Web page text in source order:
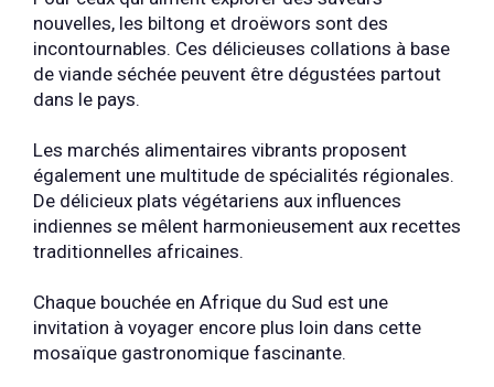
nouvelles, les biltong et droëwors sont des
incontournables. Ces délicieuses collations à base
de viande séchée peuvent être dégustées partout
dans le pays.
Les marchés alimentaires vibrants proposent
également une multitude de spécialités régionales.
De délicieux plats végétariens aux influences
indiennes se mêlent harmonieusement aux recettes
traditionnelles africaines.
Chaque bouchée en Afrique du Sud est une
invitation à voyager encore plus loin dans cette
mosaïque gastronomique fascinante.